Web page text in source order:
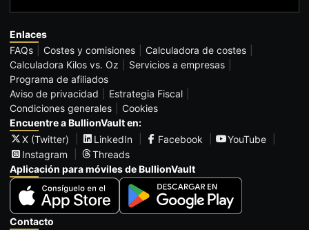
Enlaces
FAQs
Costes y comisiones
Calculadora de costes
Calculadora Kilos vs. Oz
Servicios a empresas
Programa de afiliados
Aviso de privacidad
Estrategia Fiscal
Condiciones generales
Cookies
Encuentre a BullionVault en:
X (Twitter)
LinkedIn Facebook
YouTube
Instagram
Threads
Aplicación para móviles de BullionVault
Contacto